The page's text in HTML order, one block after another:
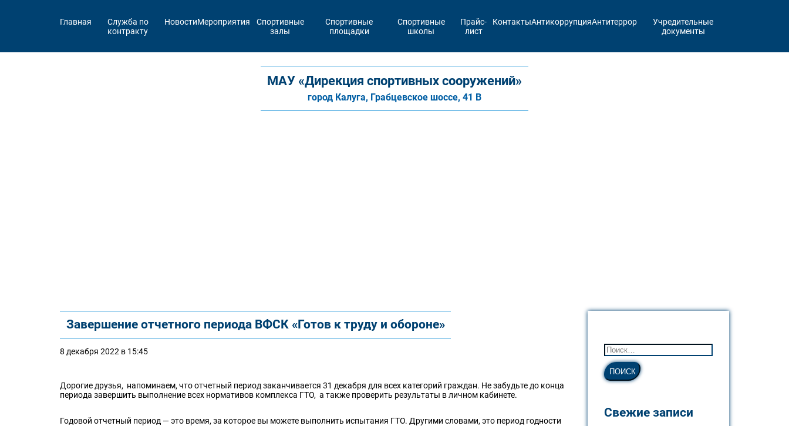
Главная
Служба по
контракту
НовостиМероприятия
Спортивные
залы
Спортивные
площадки
Спортивные
школы
Прайс-
лист
КонтактыАнтикоррупцияАнтитеррор
Учредительные
документы
МАУ «Дирекция спортивных сооружений»
город Калуга, Грабцевское шоссе, 41 В
Завершение отчетного периода ВФСК «Готов к труду и обороне»
8 декабря 2022 в 15:45
Дорогие друзья, напоминаем, что отчетный период заканчивается 31 декабря для всех категорий граждан. Не забудьте до конца
периода завершить выполнение всех нормативов комплекса ГТО, а также проверить результаты в личном кабинете.
Годовой отчетный период — это время, за которое вы можете выполнить испытания ГТО. Другими словами, это период годности
Свежие записи